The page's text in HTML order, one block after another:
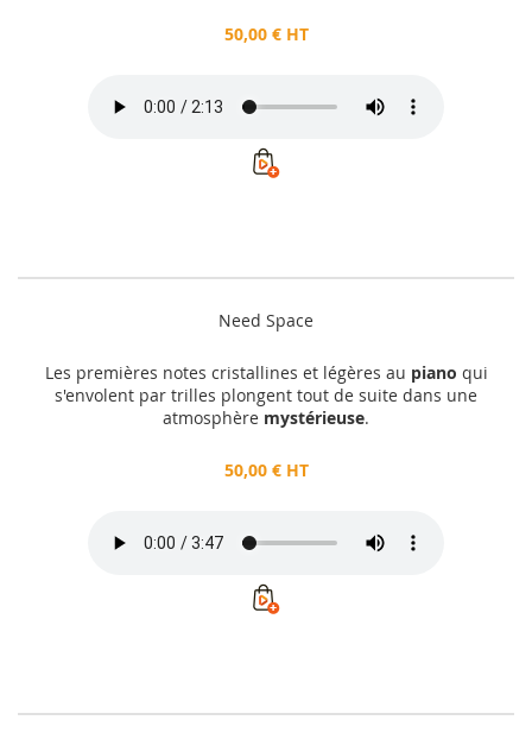
50,00 € HT
Need Space
Les premières notes cristallines et légères au piano qui
s'envolent par trilles plongent tout de suite dans une
atmosphère mystérieuse.
50,00 € HT